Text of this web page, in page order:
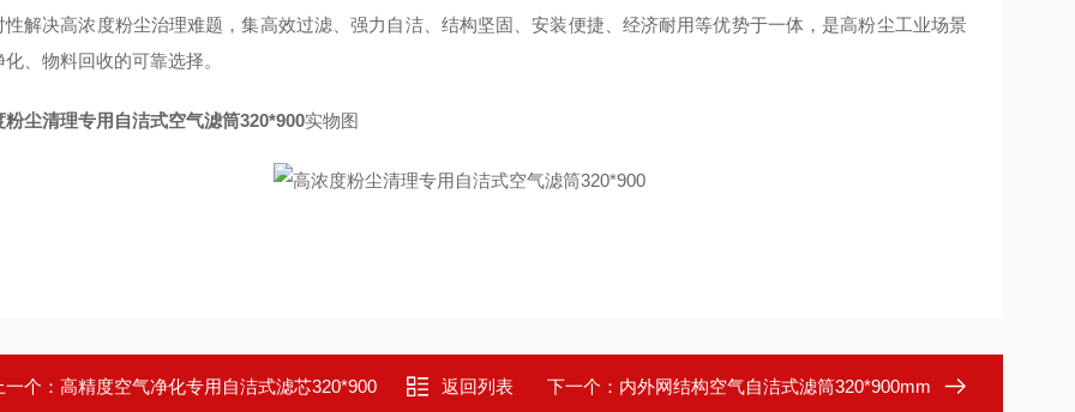
性解决高浓度粉尘治理难题，集高效过滤、强力自洁、结构坚固、安装便捷、经济耐用等优势于一体，是高粉尘工业场景
、物料回收的可靠选择。
粉尘清理专用自洁式空气滤筒320*900实物图
一个： 高精度空气净化专用自洁式滤芯320*900 返回列表 下一个： 内外网结构空气自洁式滤筒320*900mm